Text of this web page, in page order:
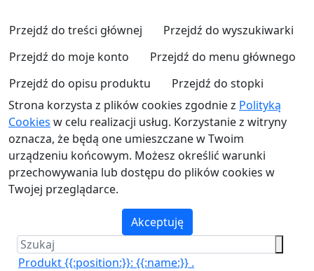
Przejdź do treści głównej
Przejdź do wyszukiwarki
Przejdź do moje konto
Przejdź do menu głównego
Przejdź do opisu produktu
Przejdź do stopki
Strona korzysta z plików cookies zgodnie z Polityką
Cookies w celu realizacji usług. Korzystanie z witryny
oznacza, że będą one umieszczane w Twoim
urządzeniu końcowym. Możesz określić warunki
przechowywania lub dostępu do plików cookies w
Twojej przeglądarce.
Akceptuję
Produkt {{:position:}}: {{:name:}} .